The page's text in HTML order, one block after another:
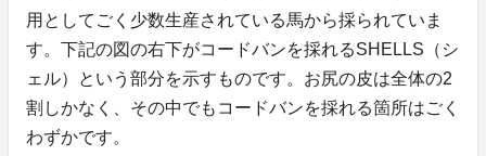
用としてごく少数生産されている馬から採られていま
す。下記の図の右下がコードバンを採れるSHELLS（シ
ェル）という部分を示すものです。お尻の皮は全体の2
割しかなく、その中でもコードバンを採れる箇所はごく
わずかです。